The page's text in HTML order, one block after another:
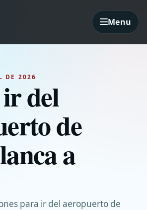
Menu
DE 2026del
de
a
para ir del aeropuerto de